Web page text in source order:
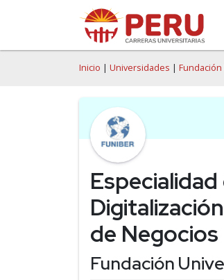
Inicio | Universidades |
de Negocios
Fundación